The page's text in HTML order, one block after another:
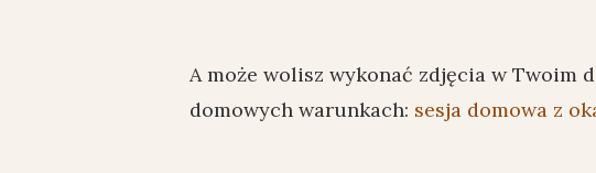
A może wolisz wykonać zdjęcia w Twoim
domowych warunkach: sesja domowa z